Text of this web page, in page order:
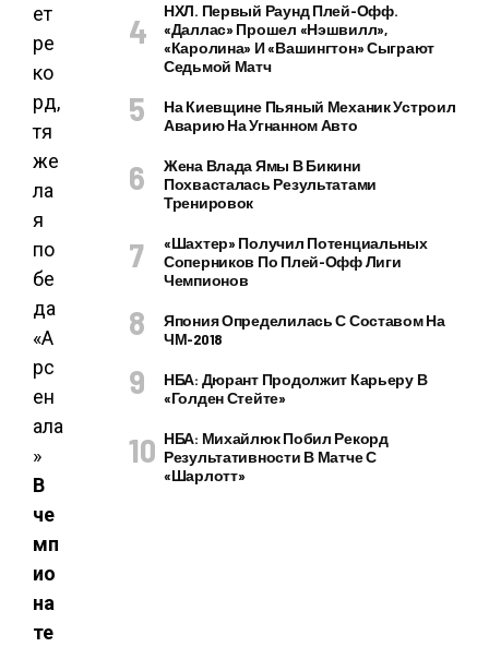
В
че
мп
ио
на
те
НХЛ. Первый Раунд Плей-Офф.
«Даллас» Прошел «Нэшвилл»,
«Каролина» И «Вашингтон» Сыграют
Седьмой Матч
На Киевщине Пьяный Механик Устроил
Аварию На Угнанном Авто
Жена Влада Ямы В Бикини
Похвасталась Результатами
Тренировок
«Шахтер» Получил Потенциальных
Соперников По Плей-Офф Лиги
Чемпионов
Япония Определилась С Составом На
ЧМ-2018
НБА: Дюрант Продолжит Карьеру В
«Голден Стейте»
НБА: Михайлюк Побил Рекорд
Результативности В Матче С
«Шарлотт»